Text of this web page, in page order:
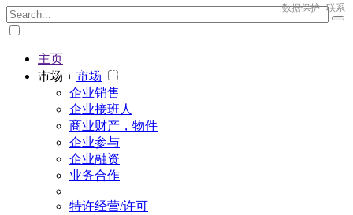
The big marketplace for business
数据保护 联系
主页
市场 + 市场
企业销售
企业接班人
商业财产，物件
企业参与
企业融资
业务合作
特许经营/许可